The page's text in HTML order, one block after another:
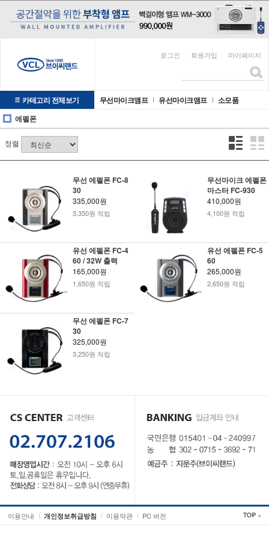
로그인 회원가입 마이페이지
카테고리 전체보기 무선마이크앰프 유선마이크앰프
소모품
에펠폰
정렬
무선 에펠폰 FC-8
30
335,000원
3,350원 적립
무선마이크 에펠폰
마스터 FC-930
410,000원
4,100원 적립
유선 에펠폰 FC-4
60 / 32W 출력
165,000원
1,650원 적립
유선 에펠폰 FC-5
60
265,000원
2,650원 적립
무선 에펠폰 FC-7
30
325,000원
3,250원 적립
이용안내 개인정보취급방침 이용약관 PC 버전